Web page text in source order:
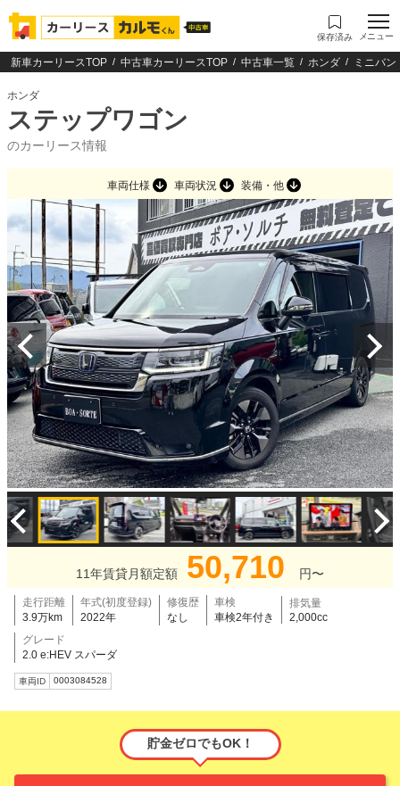
保存済み メニュー
新車カーリースTOP 中古車カーリースTOP 中古車一覧 ホンダ ミニバ
ホンダ
ステップワゴン
のカーリース情報
車両仕様 車両状況 装備・他
11年賃貸月額定額 50,710 円〜
走行距離
3.9万km
年式(初度登録)
2022年
修復歴
なし
車検
車検2年付き
排気量
2,000cc
グレード
2.0 e:HEV スパーダ
車両ID 0003084528
貯金ゼロでもOK！